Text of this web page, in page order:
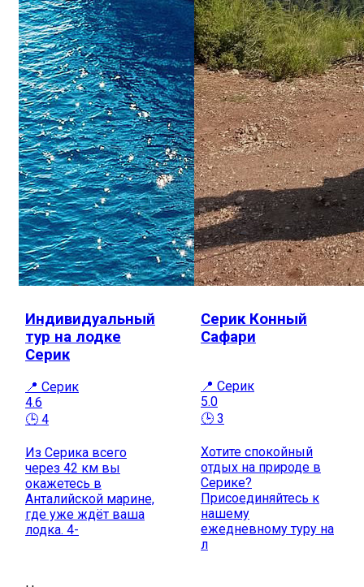
Индивидуальный
тур на лодке
Серик
📍 Серик
4.6
🕒 4
Из Серика всего
через 42 км вы
окажетесь в
Анталийской марине,
где уже ждёт ваша
лодка. 4-
Серик Конный
Сафари
📍 Серик
5.0
🕒 3
Хотите спокойный
отдых на природе в
Серике?
Присоединяйтесь к
нашему
ежедневному туру на
л